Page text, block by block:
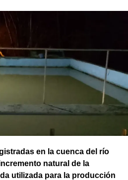
en la cuenca del río
natural de la
utilizada para la producción